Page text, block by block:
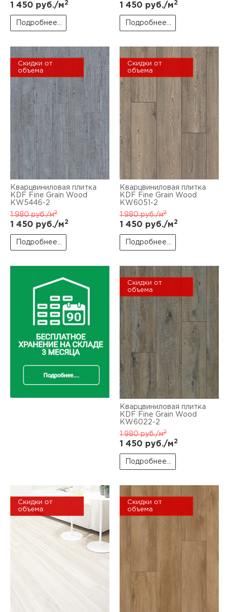
1 450 руб./м2
Подробнее...
1 450 руб./м2
Подробнее...
Скидки от
объема
Кварцвиниловая плитка
KDF Fine Grain Wood
KW5446-2
1 980руб./м2
1 450 руб./м2
Подробнее...
Скидки от
объема
Кварцвиниловая плитка
KDF Fine Grain Wood
KW6051-2
1 980руб./м2
1 450 руб./м2
Подробнее...
Скидки от
объема
Кварцвиниловая плитка
KDF Fine Grain Wood
KW6022-2
1 980руб./м2
1 450 руб./м2
Подробнее...
Скидки от
объема
Скидки от
объема